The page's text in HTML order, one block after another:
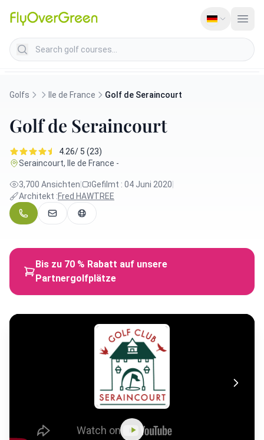
Search golf courses
Golfs Ile de France Golf de Seraincourt
Golf de Seraincourt
4.26/ 5 (23)
Seraincourt, Ile de France -
3,700 Ansichten Gefilmt : 04 Juni 2020
Architekt :Fred HAWTREE
Bis zu 70 % Rabatt auf unsere
Partnergolfplätze